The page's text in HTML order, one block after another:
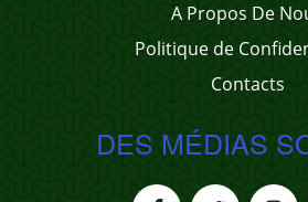
A Propos De
Politique de
Contacts
DES MÉDIAS